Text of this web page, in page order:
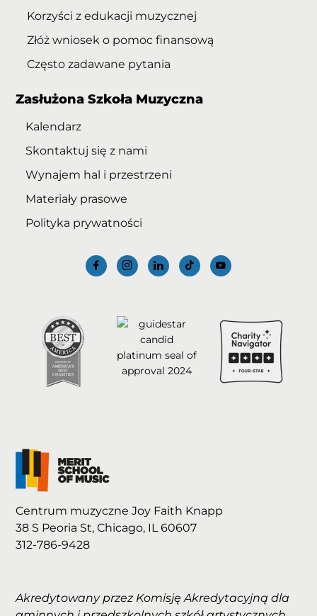
Korzyści z edukacji muzycznej
Złóż wniosek o pomoc finansową
Często zadawane pytania
Zasłużona Szkoła Muzyczna
Kalendarz
Skontaktuj się z nami
Wynajem hal i przestrzeni
Materiały prasowe
Polityka prywatności
Centrum muzyczne Joy Faith Knapp
38 S Peoria St, Chicago, IL 60607
312-786-9428
Akredytowany przez Komisję Akredytacyjną dla